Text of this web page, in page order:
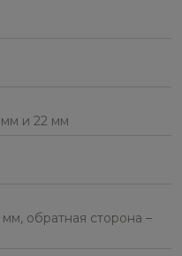
и 22 мм
обратная сторона –